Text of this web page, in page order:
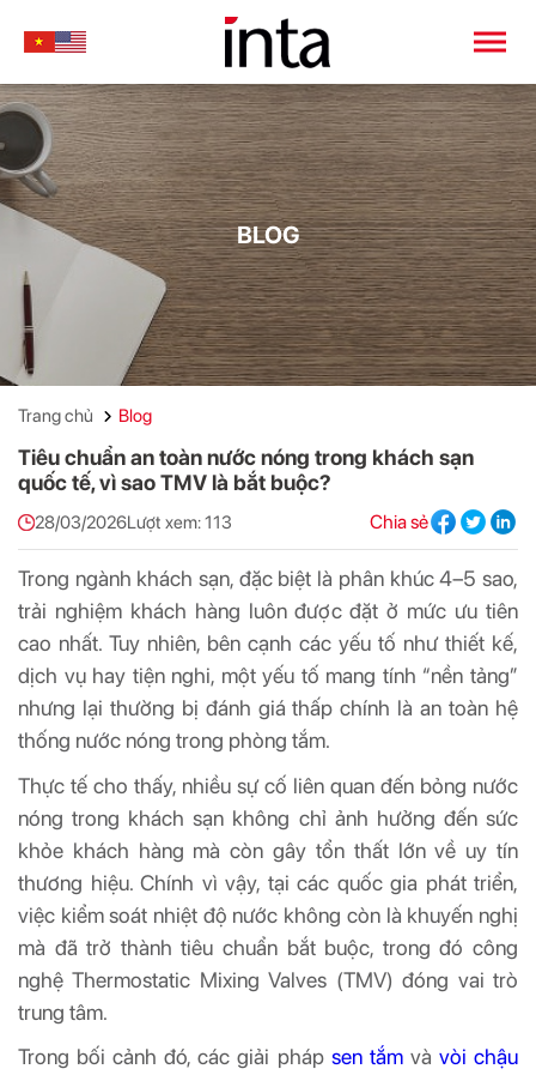
BLOG
Trang chủ Blog
Tiêu chuẩn an toàn nước nóng trong khách sạn
quốc tế, vì sao TMV là bắt buộc?
28/03/2026Lượt xem: 113 Chia sẻ
Trong ngành khách sạn, đặc biệt là phân khúc 4–5 sao,
trải nghiệm khách hàng luôn được đặt ở mức ưu tiên
cao nhất. Tuy nhiên, bên cạnh các yếu tố như thiết kế,
dịch vụ hay tiện nghi, một yếu tố mang tính “nền tảng”
nhưng lại thường bị đánh giá thấp chính là an toàn hệ
thống nước nóng trong phòng tắm.
Thực tế cho thấy, nhiều sự cố liên quan đến bỏng nước
nóng trong khách sạn không chỉ ảnh hưởng đến sức
khỏe khách hàng mà còn gây tổn thất lớn về uy tín
thương hiệu. Chính vì vậy, tại các quốc gia phát triển,
việc kiểm soát nhiệt độ nước không còn là khuyến nghị
mà đã trở thành tiêu chuẩn bắt buộc, trong đó công
nghệ Thermostatic Mixing Valves (TMV) đóng vai trò
trung tâm.
Trong bối cảnh đó, các giải pháp sen tắmvà vòi chậu